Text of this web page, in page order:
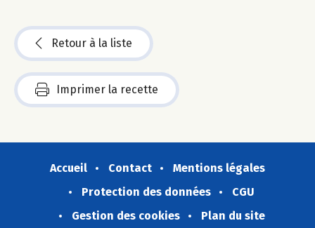
Retour à la liste
Imprimer la recette
Accueil Contact
Mentions légales
Protection des données
CGU
Gestion des cookies
Plan du site